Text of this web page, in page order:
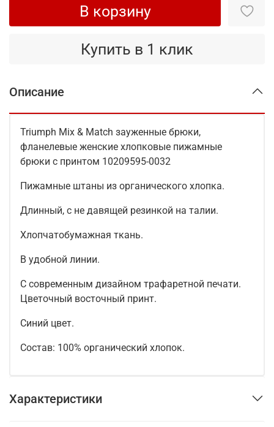
В корзину
Купить в 1 клик
Описание
Triumph Mix & Match зауженные брюки,
фланелевые женские хлопковые пижамные
брюки с принтом 10209595-0032
Пижамные штаны из органического хлопка.
Длинный, с не давящей резинкой на талии.
Хлопчатобумажная ткань.
В удобной линии.
С современным дизайном трафаретной печати.
Цветочный восточный принт.
Синий цвет.
Состав: 100% органический хлопок.
Характеристики